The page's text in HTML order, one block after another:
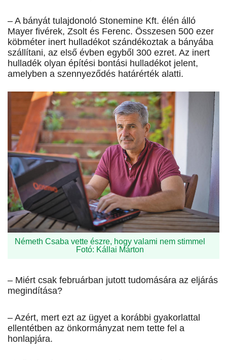
– A bányát tulajdonoló Stonemine Kft. élén álló
Mayer fivérek, Zsolt és Ferenc. Összesen 500 ezer
köbméter inert hulladékot szándékoztak a bányába
szállítani, az első évben egyből 300 ezret. Az inert
hulladék olyan építési bontási hulladékot jelent,
amelyben a szennyeződés határérték alatti.
Németh Csaba vette észre, hogy valami nem stimmel
Fotó: Kállai Márton
– Miért csak februárban jutott tudomására az eljárás
megindítása?
– Azért, mert ezt az ügyet a korábbi gyakorlattal
ellentétben az önkormányzat nem tette fel a
honlapjára.